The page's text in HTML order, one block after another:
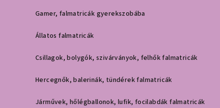
Gamer, falmatricák gyerekszobába
Állatos falmatricák
Csillagok, bolygók, szivárványok, felhők falmatricák
Hercegnők, balerinák, tündérek falmatricák
Járművek, hőlégballonok, lufik, focilabdák falmatricák